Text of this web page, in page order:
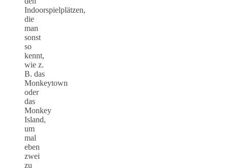
Indoorspielplätzen,
die
man
sonst
so
kennt,
wie z.
B. das
Monkeytown
oder
das
Monkey
Island,
um
mal
eben
zwei
zu